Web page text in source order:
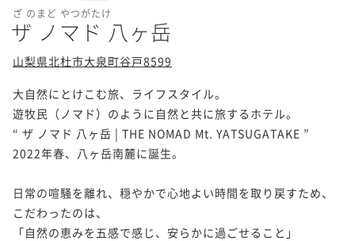
ざ のまど やつがたけ
ザ ノマド 八ヶ岳
山梨県北杜市大泉町谷戸8599
大自然にとけこむ旅、ライフスタイル。
遊牧民（ノマド）のように自然と共に旅するホテル。
“ ザ ノマド 八ヶ岳 | THE NOMAD Mt. YATSUGATAKE ”
2022年春、八ヶ岳南麓に誕生。
日常の喧騒を離れ、穏やかで心地よい時間を取り戻すため、
こだわったのは、
「自然の恵みを五感で感じ、安らかに過ごせること」